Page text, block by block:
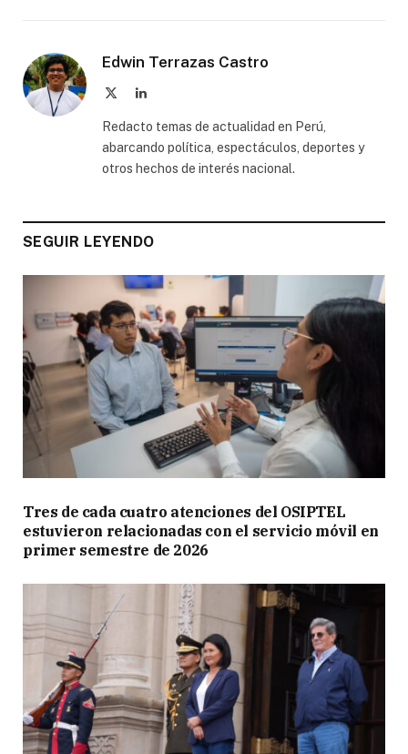
Edwin Terrazas Castro
LinkedIn
Redacto temas de actualidad en Perú,
abarcando política, espectáculos, deportes y
otros hechos de interés nacional.
SEGUIR LEYENDO
Tres de cada cuatro atenciones del OSIPTEL
estuvieron relacionadas con el servicio móvil en
primer semestre de 2026